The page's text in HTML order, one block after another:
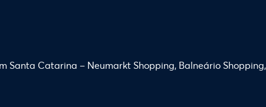
Santa Catarina – Neumarkt Shopping, Balneário